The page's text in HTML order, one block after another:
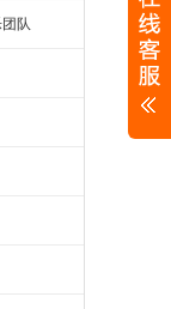
队